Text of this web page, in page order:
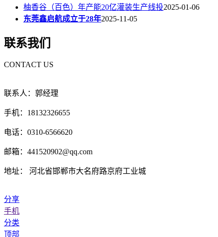
柚香谷（百色）年产能20亿灌装生产线投2025-01-06
东莞鑫启航成立于28年2025-11-05
联系我们
CONTACT US
联系人：郭经理
手机：18132326655
电话：0310-6566620
邮箱：441520902@qq.com
地址： 河北省邯郸市大名府路京府工业城
分享
手机
分类
顶部